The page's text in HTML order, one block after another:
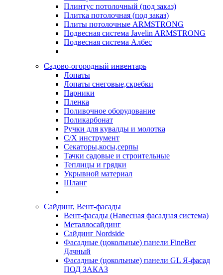
Плинтус потолочный (под заказ)
Плитка потолочная (под заказ)
Плиты потолочные ARMSTRONG
Подвесная система Javelin ARMSTRONG
Подвесная система Албес
Садово-огородный инвентарь
Лопаты
Лопаты снеговые,скребки
Парники
Пленка
Поливочное оборудование
Поликарбонат
Ручки для кувалды и молотка
С/Х инструмент
Секаторы,косы,серпы
Тачки садовые и строительные
Теплицы и грядки
Укрывной материал
Шланг
Сайдинг, Вент-фасады
Вент-фасады (Навесная фасадная система)
Металлосайдинг
Сайдинг Nordside
Фасадные (цокольные) панели FineBer
Дачный
Фасадные (цокольные) панели GL Я-фасад
ПОД ЗАКАЗ